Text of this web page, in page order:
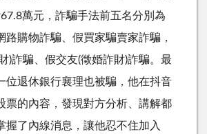
萬元，詐騙手法前五名分別為
路購物詐騙、假買家騙賣家詐騙，
)詐騙、假交友(徵婚詐財)詐騙。最
位退休銀行襄理也被騙，他在抖音
票的內容，發現對方分析、講解都
握了內線消息，讓他忍不住加入